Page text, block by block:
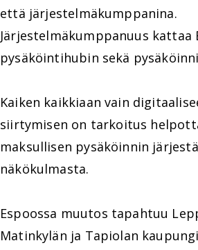
että järjestelmäkumppanina.
Järjestelmäkumppanuus kattaa
pysäköintihubin sekä
Kaiken kaikkiaan vain
siirtymisen on tarkoitus
maksullisen pysäköinnin
näkökulmasta.
Espoossa muutos tapahtuu
Matinkylän ja Tapiolan